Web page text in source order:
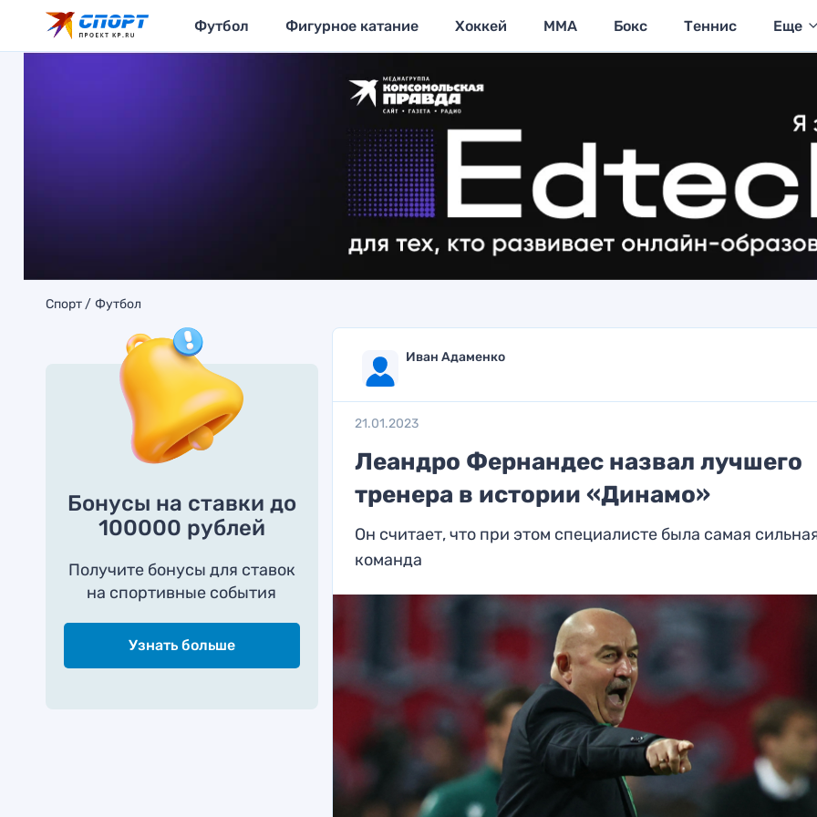
Футбол Фигурное катание Хоккей MMA Бокс Теннис Еще
Спорт Футбол
Бонусы на ставки до
100000 рублей
Получите бонусы для ставок
на спортивные события
Узнать больше
Иван Адаменко
21.01.2023
Леандро Фернандес назвал лучшего
тренера в истории «Динамо»
Он считает, что при этом специалисте была самая
команда